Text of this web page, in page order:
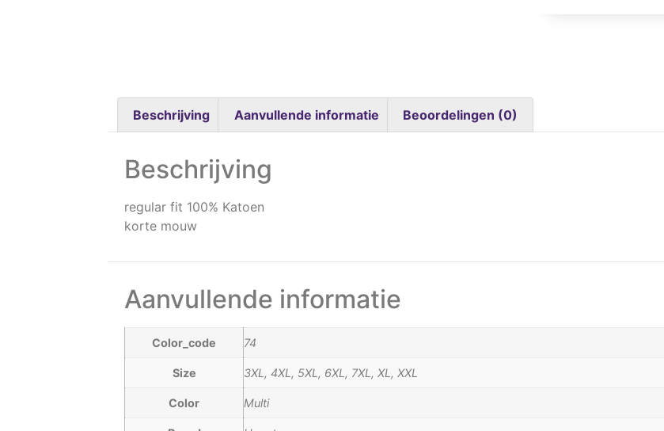
Beschrijving Aanvullende informatie Beoordelingen (0)
Beschrijving
regular fit 100% Katoen
korte mouw
Aanvullende informatie
Color_code 74
Size 3XL, 4XL, 5XL, 6XL, 7XL, XL, XXL
Color Multi